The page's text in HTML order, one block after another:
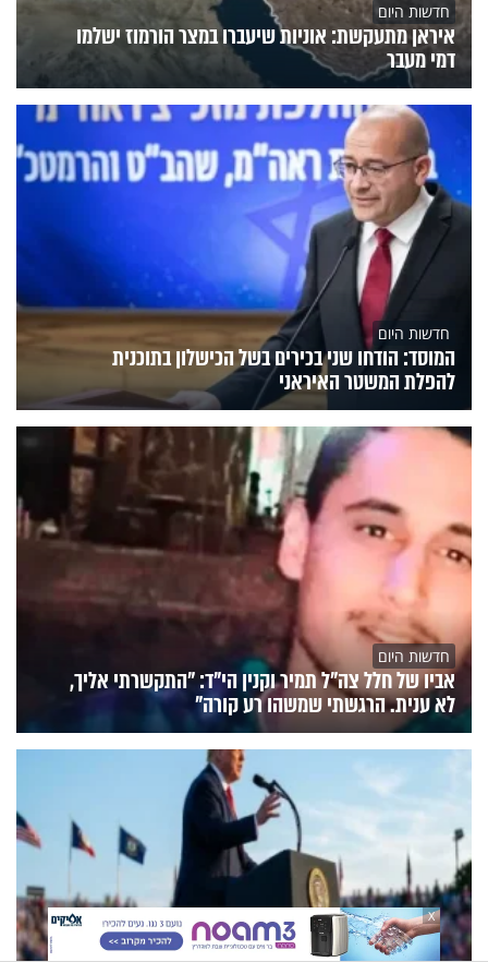
חדשות היום
איראן מתעקשת: אוניות שיעברו במצר הורמוז ישלמו
דמי מעבר
חדשות היום
המוסד: הודחו שני בכירים בשל הכישלון בתוכנית
להפלת המשטר האיראני
חדשות היום
אביו של חלל צה"ל תמיר וקנין הי"ד: "התקשרתי אליך,
לא ענית. הרגשתי שמשהו רע קורה"
X